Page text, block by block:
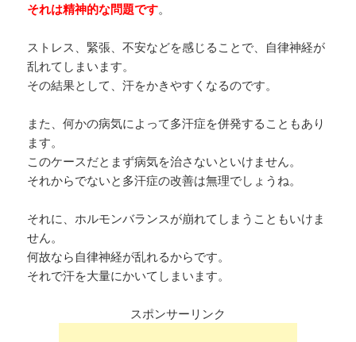
それは精神的な問題です。
ストレス、緊張、不安などを感じることで、自律神経が
乱れてしまいます。
その結果として、汗をかきやすくなるのです。
また、何かの病気によって多汗症を併発することもあり
ます。
このケースだとまず病気を治さないといけません。
それからでないと多汗症の改善は無理でしょうね。
それに、ホルモンバランスが崩れてしまうこともいけま
せん。
何故なら自律神経が乱れるからです。
それで汗を大量にかいてしまいます。
スポンサーリンク